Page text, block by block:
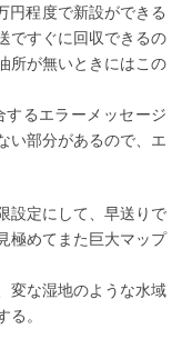
円程度で新設ができる
ですぐに回収できるの
所が無いときにはこの
するエラーメッセージ
い部分があるので、エ
設定にして、早送りで
極めてまた巨大マップ
変な湿地のような水域
。